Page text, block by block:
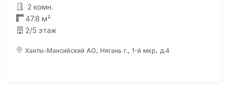
2 комн.
47.8 м²
2/5 этаж
Ханты-Мансийский АО, Нягань г., 1-й мкр, д.4